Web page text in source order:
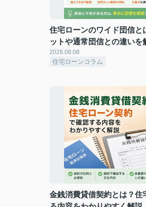
住宅ローンのワイド団信と
ットや通常団信との違いを
2026.08.08
住宅ローンコラム
金銭消費貸借契約とは？住